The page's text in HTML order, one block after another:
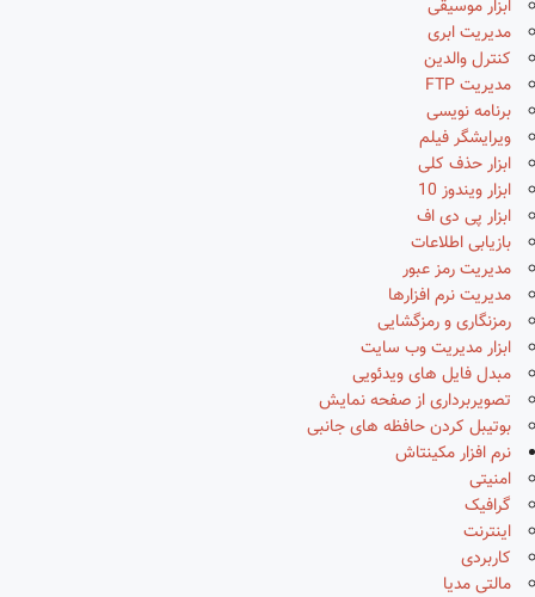
ابزار موسیقی
مدیریت ابری
کنترل والدین
مدیریت FTP
برنامه نویسی
ویرایشگر فیلم
ابزار حذف کلی
ابزار ویندوز 10
ابزار پی دی اف
بازیابی اطلاعات
مدیریت رمز عبور
مدیریت نرم افزارها
رمزنگاری و رمزگشایی
ابزار مدیریت وب سایت
مبدل فایل های ویدئویی
تصویربرداری از صفحه نمایش
بوتیبل کردن حافظه های جانبی
نرم افزار مکینتاش
امنیتی
گرافیک
اینترنت
کاربردی
مالتی مدیا